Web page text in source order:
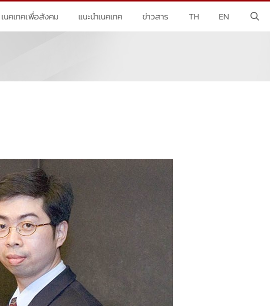
เนคเทคเพื่อสังคม แนะนำเนคเทค ข่าวสาร TH EN